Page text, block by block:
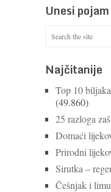
Unesi
Najčitanije
Top 10
(49.860)
25 razloga
Domaći
Prirodni
Sirutka –
Češnjak i